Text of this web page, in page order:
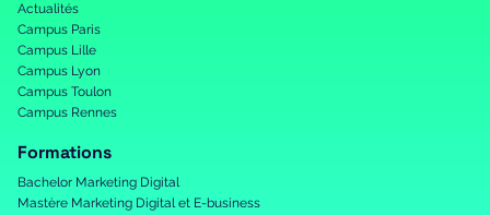
Actualités
Campus Paris
Campus Lille
Campus Lyon
Campus Toulon
Campus Rennes
Formations
Bachelor Marketing Digital
Mastère Marketing Digital et E-business